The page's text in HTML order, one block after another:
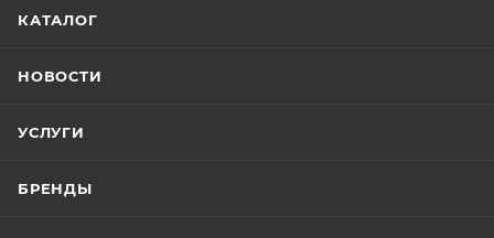
КАТАЛОГ
НОВОСТИ
УСЛУГИ
БРЕНДЫ